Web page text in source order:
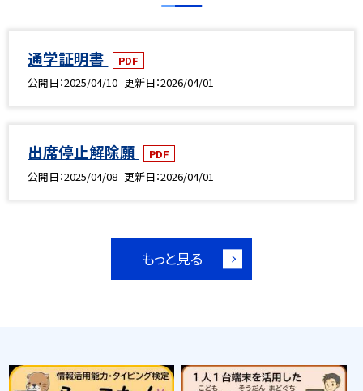
通学証明書
PDF
公開日 2025/04/10 更新日 2026/04/01
出席停止解除願
PDF
公開日 2025/04/08 更新日 2026/04/01
もっと見る